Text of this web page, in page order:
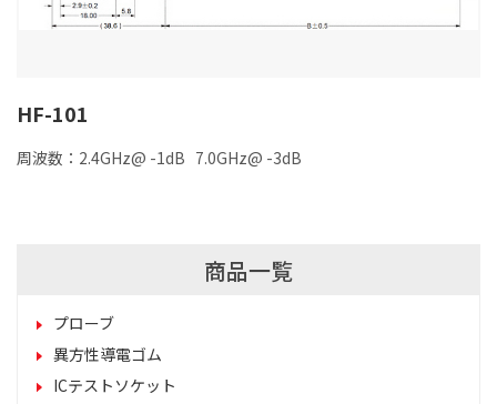
HF-101
周波数：2.4GHz@ -1dB 7.0GHz@ -3dB
商品一覧
プローブ
異方性導電ゴム
ICテストソケット